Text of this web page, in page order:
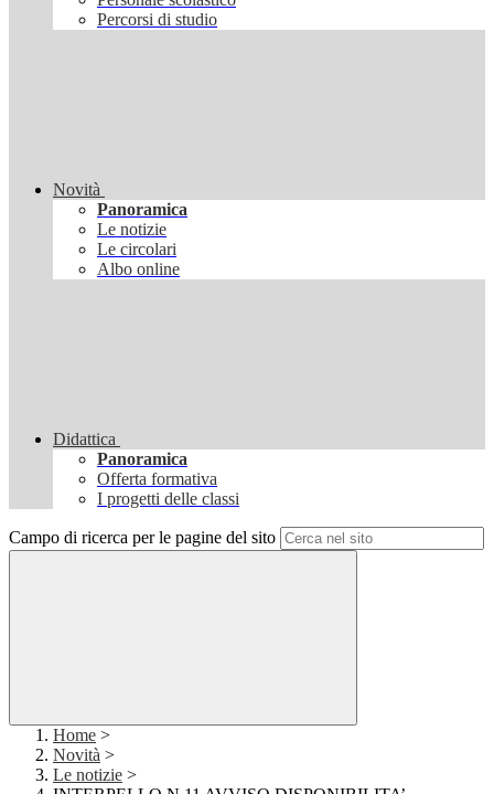
Percorsi di studio
Novità
Panoramica
Le notizie
Le circolari
Albo online
Didattica
Panoramica
Offerta formativa
I progetti delle classi
Campo di ricerca per le pagine del sito
Home >
Novità >
Le notizie >